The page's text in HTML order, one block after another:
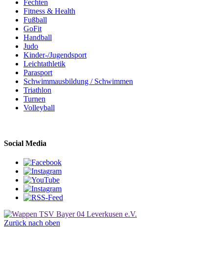
Fechten
Fitness & Health
Fußball
GoFit
Handball
Judo
Kinder-/Jugendsport
Leichtathletik
Parasport
Schwimmausbildung / Schwimmen
Triathlon
Turnen
Volleyball
Social Media
Zurück nach oben